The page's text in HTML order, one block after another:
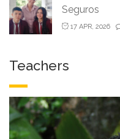
Seguros
17 APR, 2026
Teachers